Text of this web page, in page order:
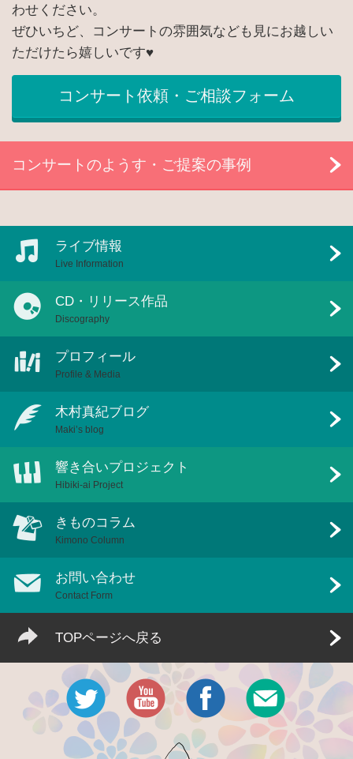
わせください。
ぜひいちど、コンサートの雰囲気なども見にお越しい
ただけたら嬉しいです♥
コンサート依頼・ご相談フォーム
コンサートのようす・ご提案の事例
ライブ情報
Live Information
CD・リリース作品
Discography
プロフィール
Profile & Media
木村真紀ブログ
Maki’s blog
響き合いプロジェクト
Hibiki-ai Project
きものコラム
Kimono Column
お問い合わせ
Contact Form
TOPページへ戻る
Twitter Youtube公式チャンネル
Facebook メール・
Namida will flower